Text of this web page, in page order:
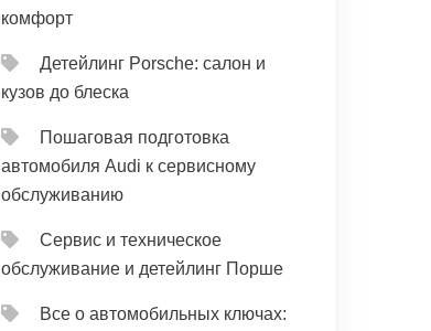
комфорт
Детейлинг Porsche: салон и
кузов до блеска
Пошаговая подготовка
автомобиля Audi к сервисному
обслуживанию
Сервис и техническое
обслуживание и детейлинг Порше
Все о автомобильных ключах: